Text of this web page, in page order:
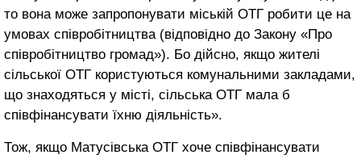
то вона може запропонувати міській ОТГ робити це на
умовах співробітництва (відповідно до Закону «Про
співробітництво громад»). Бо дійсно, якщо жителі
сільської ОТГ користуються комунальними закладами,
що знаходяться у місті, сільська ОТГ мала б
співфінансувати їхню діяльність».
Тож, якщо Матусівська ОТГ хоче співфінансувати